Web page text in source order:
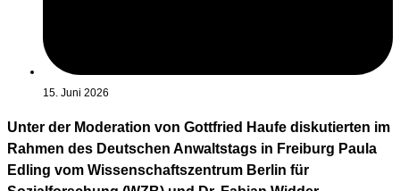
15. Juni 2026
Unter der Moderation von Gottfried Haufe diskutierten im
Rahmen des Deutschen Anwaltstags in Freiburg Paula
Edling vom Wissenschaftszentrum Berlin für